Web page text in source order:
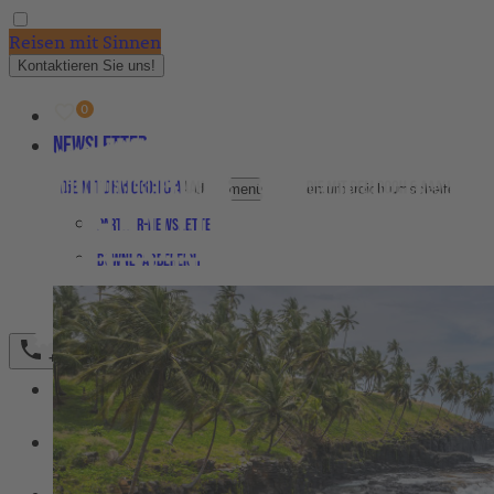
Reisen mit Sinnen
Kontaktieren Sie uns!
Newsletter
Agenturbereich
Untermenü für Agenturbereich umschalten
Partner-Newsletter
Downloadbereich
Bestellformular Magazin 2026
+49 (0)231 589792-0
REISEZIELE Untermenü für Reiseziele umschalten
REISETYPEN Untermenü für ReiseTypen umschalten